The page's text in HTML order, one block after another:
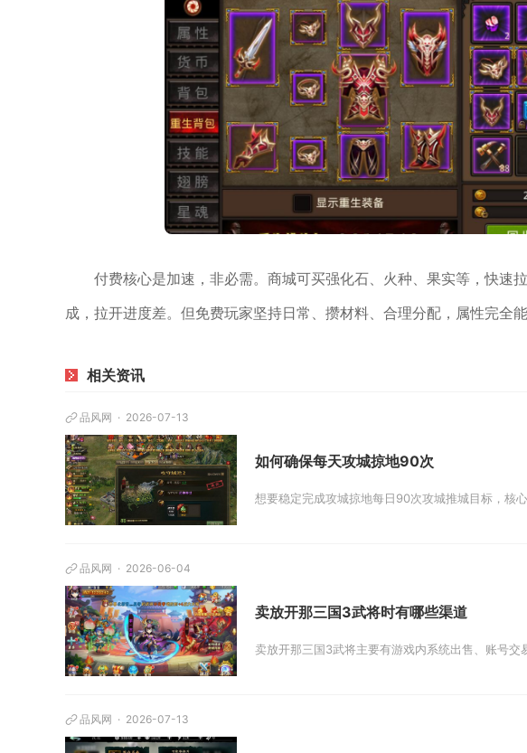
付费核心是加速，非必需。商城可买强化石、火种、果实等，快速
成，拉开进度差。但免费玩家坚持日常、攒材料、合理分配，属性完全
相关资讯
品风网 2026-07-13
如何确保每天攻城掠地90次
想要稳定完成攻城掠地每日90次攻城推城目标，核
品风网 2026-06-04
卖放开那三国3武将时有哪些渠道
卖放开那三国3武将主要有游戏内系统出售、账号交
品风网 2026-07-13